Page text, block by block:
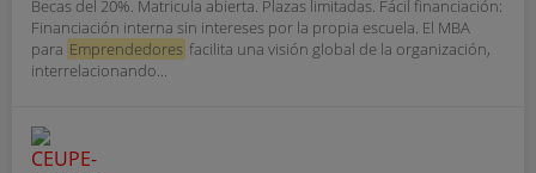
Becas del 20%. Matricula abierta. Plazas limitadas. Fácil financiación:
Financiación interna sin intereses por la propia escuela. El MBA
para Emprendedores facilita una visión global de la organización,
interrelacionando...